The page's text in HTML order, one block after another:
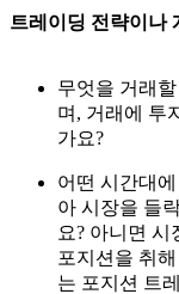
트레이딩 전략이나
무엇을 거래
며, 거래에 투
가요?
어떤 시간대
아 시장을 들
요? 아니면 시
포지션을 취
는 포지션 트